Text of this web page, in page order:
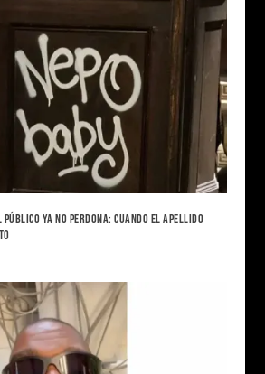
PÚBLICO YA NO PERDONA: CUANDO EL APELLIDO